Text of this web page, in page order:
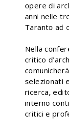
opere di
anni nelle
Taranto ad
Nella
critico
selezionati
ricerca,
interno
critici e